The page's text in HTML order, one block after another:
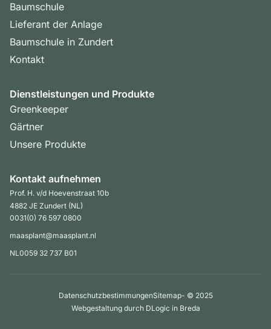
Baumschule
Lieferant der Anlage
Baumschule in Zundert
Kontakt
Dienstleistungen und Produkte
Greenkeeper
Gärtner
Unsere Produkte
Kontakt aufnehmen
Prof. H. v/d Hoevenstraat 10b
4882 JE Zundert (NL)
0031(0) 76 597 0800
maasplant@maasplant.nl
NL0059 32 737 B01
DatenschutzbestimmungenSitemap- © 2025
Webgestaltung durch DLogic in Breda